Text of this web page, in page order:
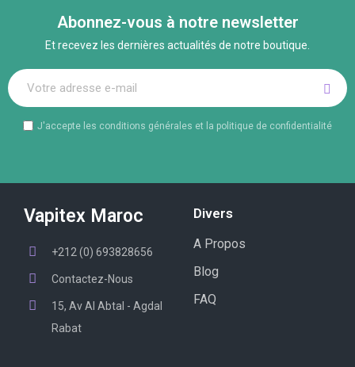
Abonnez-vous à notre newsletter
Et recevez les dernières actualités de notre boutique.
J'accepte les conditions générales et la politique de confidentialité
Vapitex Maroc
+212 (0) 693828656
Contactez-Nous
15, Av Al Abtal - Agdal
Rabat
Divers
A Propos
Blog
FAQ